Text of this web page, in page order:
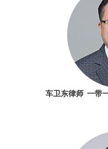
车卫东律师 一带